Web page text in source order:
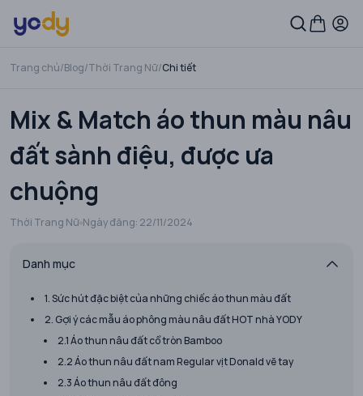
Trang chủ/Blog/Thời Trang Nữ/Chi tiết
Mix & Match áo thun màu nâu
đất sành điệu, được ưa
chuộng
Thời Trang Nữ Ngày đăng: 22/11/2024
Danh mục
1. Sức hút đặc biệt của những chiếc áo thun màu đất
2. Gợi ý các mẫu áo phông màu nâu đất HOT nhà YODY
2.1 Áo thun nâu đất cổ tròn Bamboo
2.2 Áo thun nâu đất nam Regular vịt Donald vẽ tay
2.3 Áo thun nâu đất đông